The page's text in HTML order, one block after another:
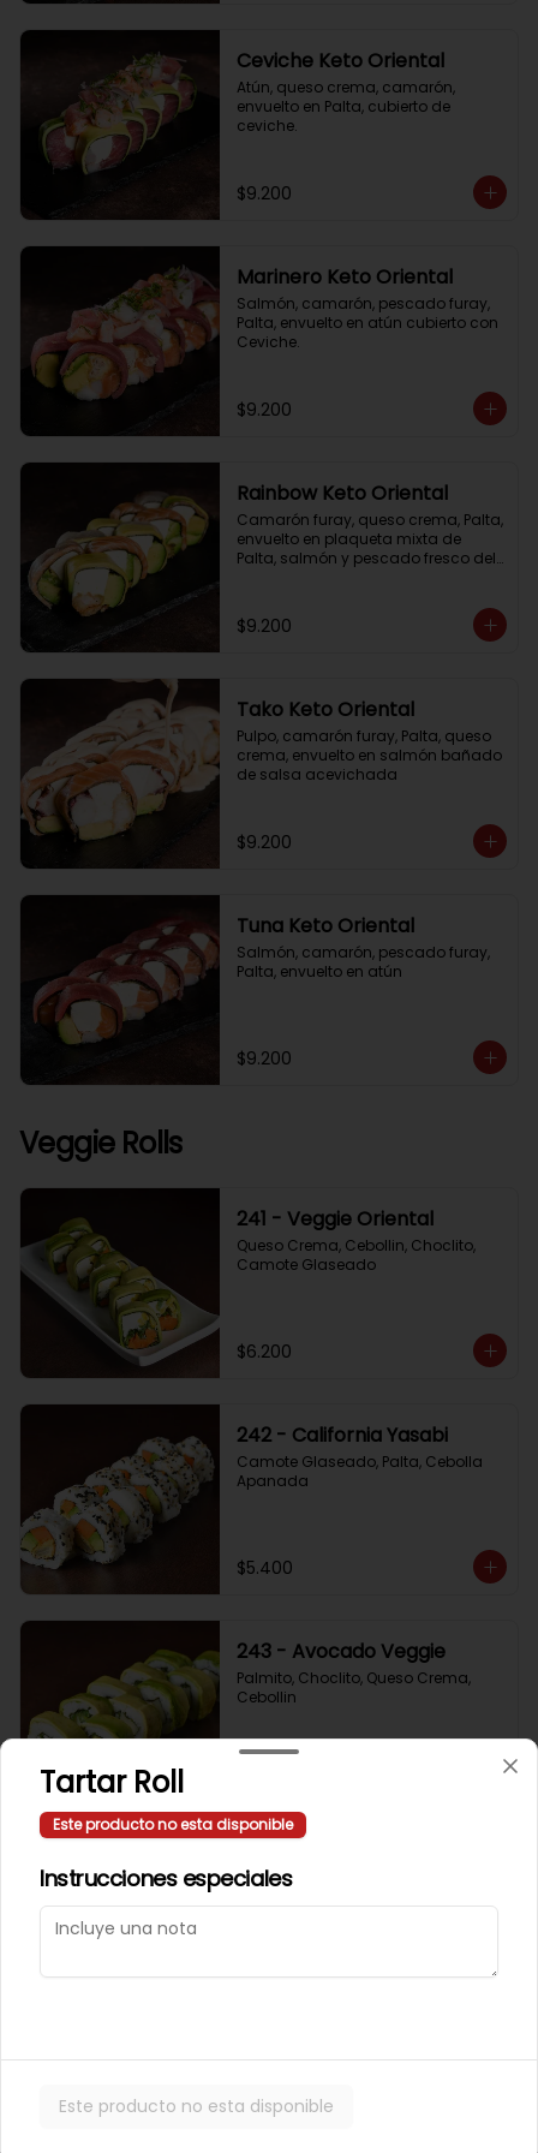
Ceviche Keto Oriental
Atún, queso crema, camarón,
envuelto en Palta, cubierto de
ceviche.
$9.200
Marinero Keto Oriental
Salmón, camarón, pescado furay,
Palta, envuelto en atún cubierto con
Ceviche.
$9.200
Rainbow Keto Oriental
Camarón furay, queso crema, Palta,
envuelto en plaqueta mixta de
Palta, salmón y pescado fresco del
$9.200
Tako Keto Oriental
Pulpo, camarón furay, Palta, queso
crema, envuelto en salmón bañado
de salsa acevichada
$9.200
Tuna Keto Oriental
Salmón, camarón, pescado furay,
Palta, envuelto en atún
$9.200
Veggie Rolls
241 - Veggie Oriental
Queso Crema, Cebollin, Choclito,
Camote Glaseado
$6.200
242 - California Yasabi
Camote Glaseado, Palta, Cebolla
Apanada
$5.400
243 - Avocado Veggie
Palmito, Choclito, Queso Crema,
Cebollin
244 - Hot Mushroom
Pimenton
Champiñon Tempura, Palta,
Tartar Roll
Este producto no esta disponible
Instrucciones especiales
Este producto no esta disponible